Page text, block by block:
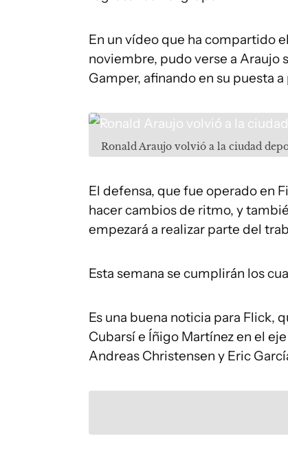
En un vídeo que ha compartido
noviembre, pudo verse a Araujo
Gamper, afinando en su puesta a
Ronald Araujo volvió a la ciudad
El defensa, que fue operado en
hacer cambios de ritmo, y
empezará a realizar parte del
Esta semana se cumplirán los
Es una buena noticia para Flick,
Cubarsí e Íñigo Martínez en el
Andreas Christensen y Eric